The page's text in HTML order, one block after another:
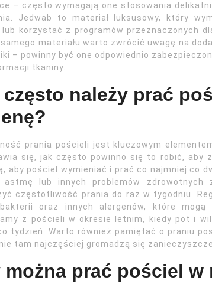
– często wymagają one stosowania
Jedwab to materiał luksusowy, który
lub korzystać z programów przeznaczonych
materiału warto zwrócić uwagę na
– powinny być one odpowiednio
tkaniny.
należy prać
prania pościeli jest kluczowym
się, jak często powinno się to robić, aby
aby pościel wymieniać i prać co najmniej co
astmę lub innych problemów zdrowotnych
częstotliwość prania do raz w tygodniu.
oraz innych alergenów, które
z pościeli w okresie letnim, kiedy pot i
tydzień. Warto również pamiętać o praniu
tam najczęściej gromadzą się
można prać pościel w